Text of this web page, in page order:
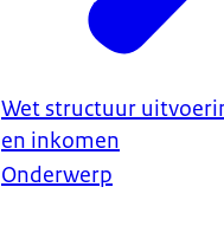
Wet structuur
en inkomen
Onderwerp